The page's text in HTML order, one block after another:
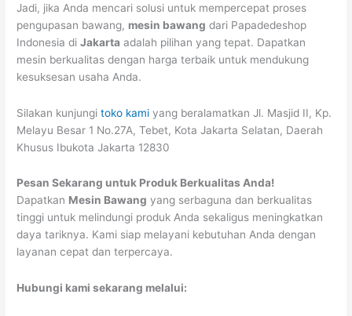
Jadi, jika Anda mencari solusi untuk mempercepat proses
pengupasan bawang, mesin bawang dari Papadedeshop
Indonesia diJakarta adalah pilihan yang tepat. Dapatkan
mesin berkualitas dengan harga terbaik untuk mendukung
kesuksesan usaha Anda.
Silakan kunjungitoko kami yang beralamatkan Jl. Masjid II, Kp.
Melayu Besar 1 No.27A, Tebet, Kota Jakarta Selatan, Daerah
Khusus Ibukota Jakarta 12830
Pesan Sekarang untuk Produk Berkualitas Anda!
Dapatkan Mesin Bawang yang serbaguna dan berkualitas
tinggi untuk melindungi produk Anda sekaligus meningkatkan
daya tariknya. Kami siap melayani kebutuhan Anda dengan
layanan cepat dan terpercaya.
Hubungi kami sekarang melalui: